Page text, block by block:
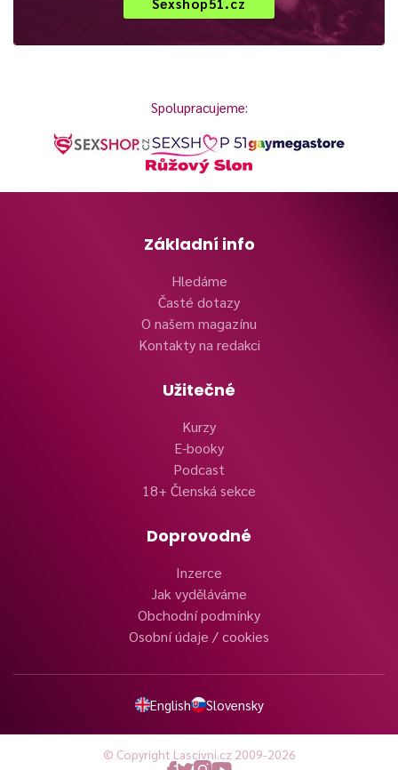
Spolupracujeme:
Základní info
Hledáme
Časté dotazy
O našem magazínu
Kontakty na redakci
Užitečné
Kurzy
E-booky
Podcast
18+ Členská sekce
Doprovodné
Inzerce
Jak vyděláváme
Obchodní podmínky
Osobní údaje / cookies
English Slovensky
© Copyright Lascivni.cz 2009-2026